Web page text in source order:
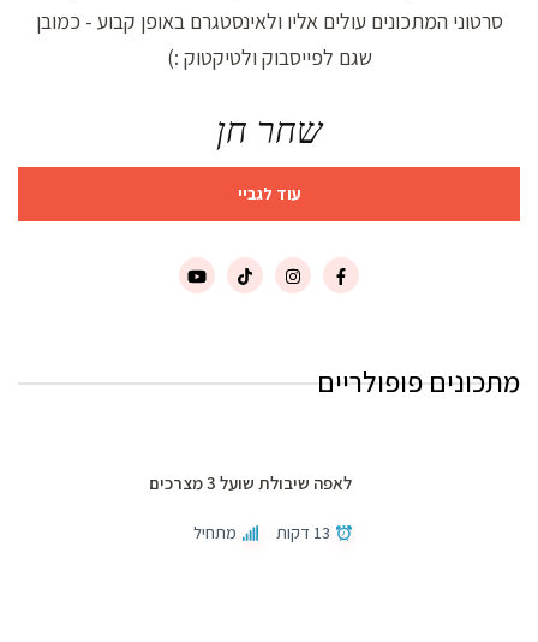
סרטוני המתכונים עולים אליו ולאינסטגרם באופן קבוע - כמובן
שגם לפייסבוק ולטיקטוק :)
שחר חן
עוד לגביי
מתכונים פופולריים
לאפה שיבולת שועל 3 מצרכים
13 דקות מתחיל